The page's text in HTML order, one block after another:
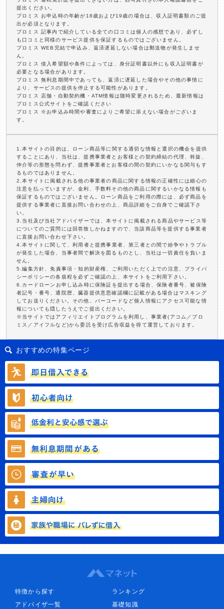
提出ください。
プロミス お申込時の年齢が18歳および19歳の場合は、収入証明書類のご提
出が必須となります。
プロミス 記事内で紹介している全ての口コミは個人の感想であり、必ずし
も口コミと同様のサービス提供を保証するものではございません。
プロミス WEB完結で申込み、返済遅延しない場合は郵送物が発生しませ
ん。
プロミス 借入希望額や条件によっては、身分証明書以外にも収入証明書が
必要となる場合があります。
プロミス 無利息期間中であっても、返済に遅延した場合やその他の事情に
より、サービスの提供を停止する可能性があります。
プロミス 店舗・自動契約機・ATM情報は随時変更されるため、最新情報は
プロミス公式サイトをご確認ください
プロミス ※お申込み時間や審査によりご希望に添えない場合がございま
す。
1.本サイトの目的は、ローン商品等に関する適切な情報と選択の機会を提供
することにあり、当社は、提携事業者とお客様との契約締結の代理、斡旋、
仲介等の形態を問わず、提携事業者とお客様の間の契約にいかなる関与もす
るものではありません。
2.本サイトに掲載される他の事業者の商品に関する情報の正確性には細心の
注意を払っていますが、金利、手数料その他の商品に関するいかなる情報も
保証するものではございません。ローン商品をご利用の際には、必ず商品を
提供する事業者に直接お問い合わせの上、商品詳細をご自身でご確認下さ
い。
3.当社及び当社アドバイザーでは、本サイトに掲載される商品やサービス等
についてのご質問には回答致しかねますので、当該商品等を提供する事業者
に直接お問い合わせ下さい。
4.本サイトに関して、利用者と提携事業者、第三者との間で紛争やトラブル
が発生した場合、当事者間で解決を図るものとし、当社は一切責任を負いま
せん。
5.編集方針、免責事項・知的財産権、ご利用いただく上での注意、プライバ
シーポリシーの各規程を必ずご確認の上、本サイトをご利用下さい。
6.カードローンお申し込み時に保険証を提出する場合、保険者番号、被保険
者記号・番号、通院歴、臓器提供意思確認欄に記載がある場合はマスキング
してお送りください。その他、バーコードなど個人情報にアクセス可能な情
報についても隠したうえでご提出ください。
※当サイトではアフィリエイトプログラムを利用し、事業者(アコム／プロ
ミス／アイフルなど)から委託を受け広告収益を得て運営しております。
おすすめの特集ページ
特徴から探す
ランキング
アドバイザ一覧
基礎知識